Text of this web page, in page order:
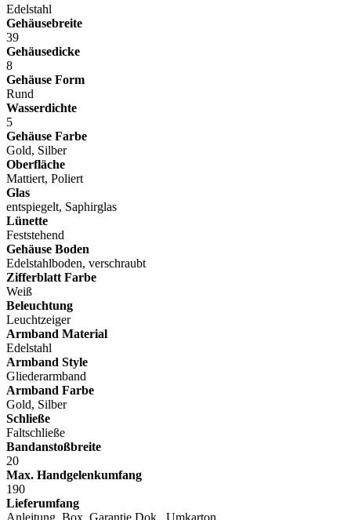
Edelstahl
Gehäusebreite
39
Gehäusedicke
8
Gehäuse Form
Rund
Wasserdichte
5
Gehäuse Farbe
Gold, Silber
Oberfläche
Mattiert, Poliert
Glas
entspiegelt, Saphirglas
Lünette
Feststehend
Gehäuse Boden
Edelstahlboden, verschraubt
Zifferblatt Farbe
Weiß
Beleuchtung
Leuchtzeiger
Armband Material
Edelstahl
Armband Style
Gliederarmband
Armband Farbe
Gold, Silber
Schließe
Faltschließe
Bandanstoßbreite
20
Max. Handgelenkumfang
190
Lieferumfang